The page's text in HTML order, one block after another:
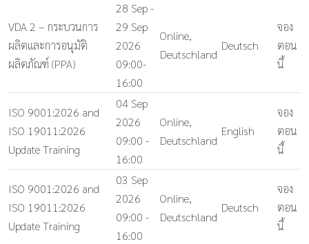
VDA 2 – กระบวนการ
ผลิตและการอนุมัติ
ผลิตภัณฑ์ (PPA)
28 Sep -
29 Sep
2026
09:00-
16:00
Online,
Deutschland
Deutsch
จอง
ตอน
นี้
ISO 9001:2026 and
ISO 19011:2026
Update Training
04 Sep
2026
09:00 -
16:00
Online,
Deutschland
English
จอง
ตอน
นี้
ISO 9001:2026 and
ISO 19011:2026
Update Training
03 Sep
2026
09:00 -
16:00
Online,
Deutschland
Deutsch
จอง
ตอน
นี้